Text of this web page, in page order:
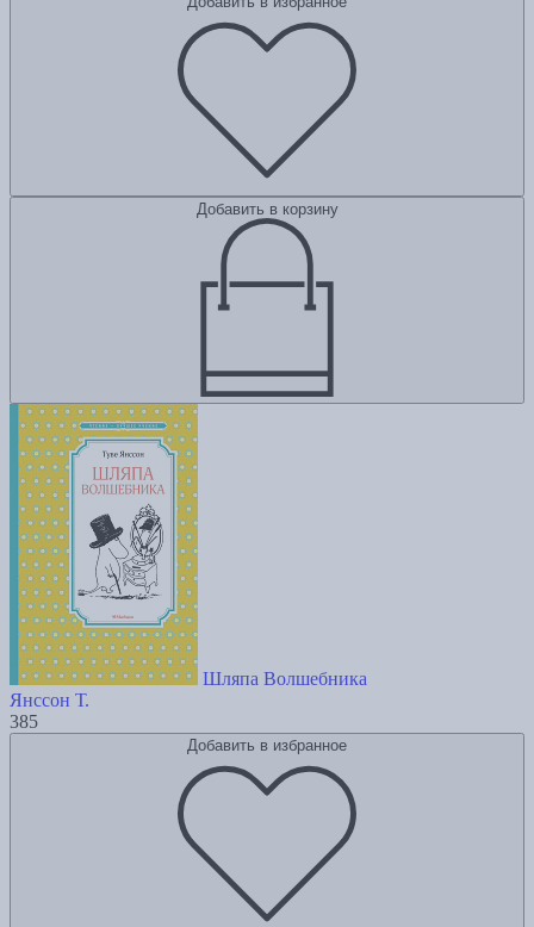
Добавить в корзину
Шляпа Волшебника
Янссон Т.
385
Добавить в избранное